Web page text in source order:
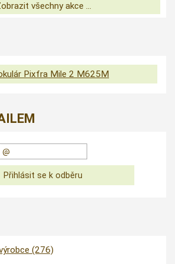
všechny akce ...
Pixfra Mile 2 M625M
(276)